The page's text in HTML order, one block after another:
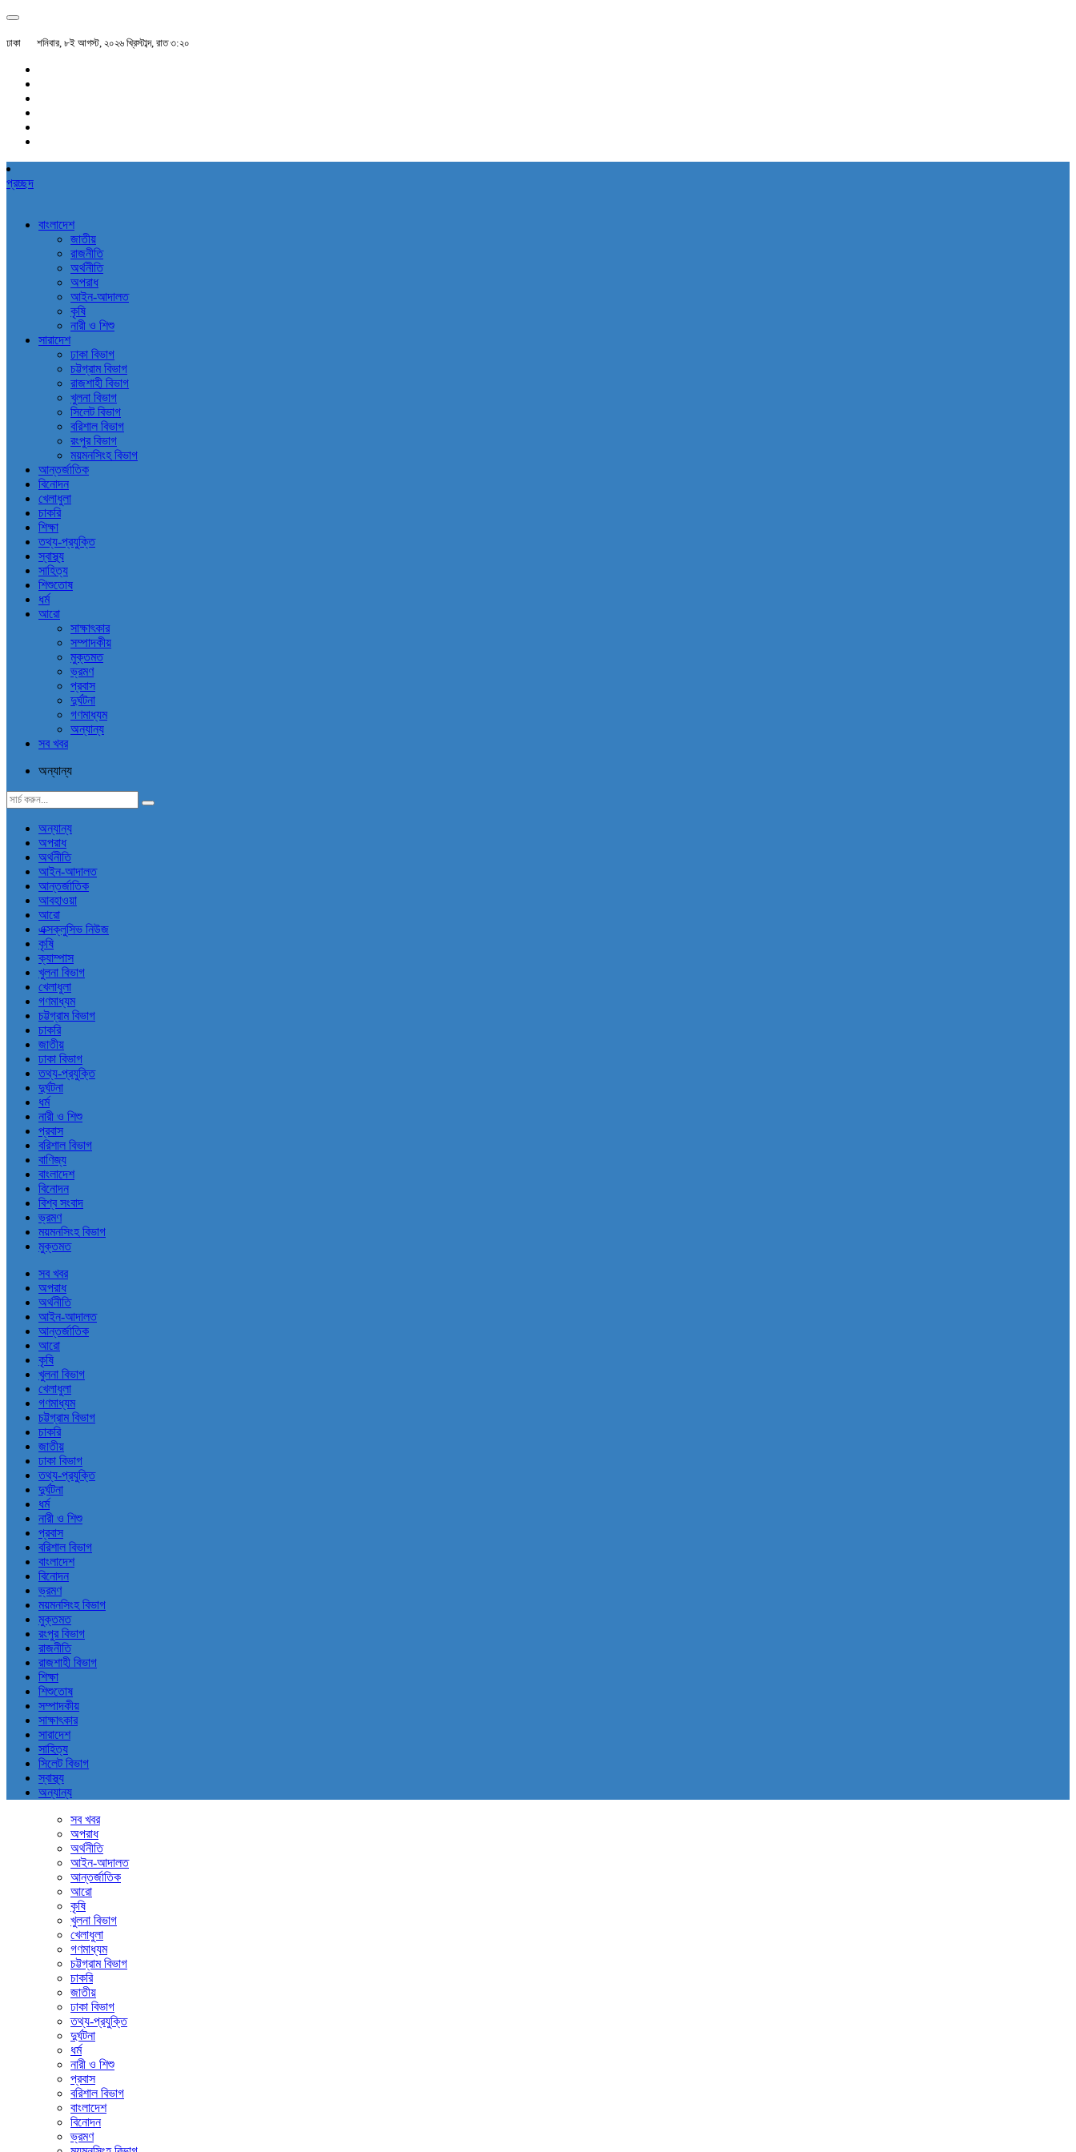
ঢাকা শনিবার, ৮ই আগস্ট, ২০২৬ খ্রিস্টাব্দ, রাত ৩:২০
প্রচ্ছদ
বাংলাদেশ
জাতীয়
রাজনীতি
অর্থনীতি
অপরাধ
আইন-আদালত
কৃষি
নারী ও শিশু
সারাদেশ
ঢাকা বিভাগ
চট্টগ্রাম বিভাগ
রাজশাহী বিভাগ
খুলনা বিভাগ
সিলেট বিভাগ
বরিশাল বিভাগ
রংপুর বিভাগ
ময়মনসিংহ বিভাগ
আন্তর্জাতিক
বিনোদন
খেলাধুলা
চাকরি
শিক্ষা
তথ্য-প্রযুক্তি
স্বাস্থ্য
সাহিত্য
শিশুতোষ
ধর্ম
আরো
সাক্ষাৎকার
সম্পাদকীয়
মুক্তমত
ভ্রমণ
প্রবাস
দুর্ঘটনা
গণমাধ্যম
অন্যান্য
সব খবর
অন্যান্য
অন্যান্য
অপরাধ
অর্থনীতি
আইন-আদালত
আন্তর্জাতিক
আবহাওয়া
আরো
এক্সক্লুসিভ নিউজ
কৃষি
ক্যাম্পাস
খুলনা বিভাগ
খেলাধুলা
গণমাধ্যম
চট্টগ্রাম বিভাগ
চাকরি
জাতীয়
ঢাকা বিভাগ
তথ্য-প্রযুক্তি
দুর্ঘটনা
ধর্ম
নারী ও শিশু
প্রবাস
বরিশাল বিভাগ
বাণিজ্য
বাংলাদেশ
বিনোদন
বিশ্ব সংবাদ
ভ্রমণ
ময়মনসিংহ বিভাগ
মুক্তমত
সব খবর
অপরাধ
অর্থনীতি
আইন-আদালত
আন্তর্জাতিক
আরো
কৃষি
খুলনা বিভাগ
খেলাধুলা
গণমাধ্যম
চট্টগ্রাম বিভাগ
চাকরি
জাতীয়
ঢাকা বিভাগ
তথ্য-প্রযুক্তি
দুর্ঘটনা
ধর্ম
নারী ও শিশু
প্রবাস
বরিশাল বিভাগ
বাংলাদেশ
বিনোদন
ভ্রমণ
ময়মনসিংহ বিভাগ
মুক্তমত
রংপুর বিভাগ
রাজনীতি
রাজশাহী বিভাগ
শিক্ষা
শিশুতোষ
সম্পাদকীয়
সাক্ষাৎকার
সারাদেশ
সাহিত্য
সিলেট বিভাগ
স্বাস্থ্য
অন্যান্য
সব খবর
অপরাধ
অর্থনীতি
আইন-আদালত
আন্তর্জাতিক
আরো
কৃষি
খুলনা বিভাগ
খেলাধুলা
গণমাধ্যম
চট্টগ্রাম বিভাগ
চাকরি
জাতীয়
ঢাকা বিভাগ
তথ্য-প্রযুক্তি
দুর্ঘটনা
ধর্ম
নারী ও শিশু
প্রবাস
বরিশাল বিভাগ
বাংলাদেশ
বিনোদন
ভ্রমণ